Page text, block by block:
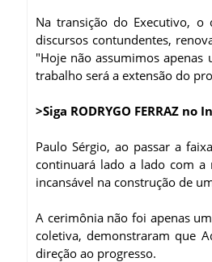
Na transição do Executivo,
discursos contundentes,
"Hoje não assumimos
trabalho será a extensão do
>Siga RODRYGO FERRAZ
Paulo Sérgio, ao passar a
continuará lado a lado com
incansável na construção de
A cerimônia não foi apenas
coletiva, demonstraram que
direção ao progresso.